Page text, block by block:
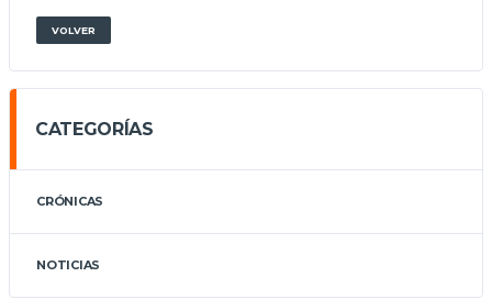
VOLVER
CATEGORÍAS
CRÓNICAS
NOTICIAS